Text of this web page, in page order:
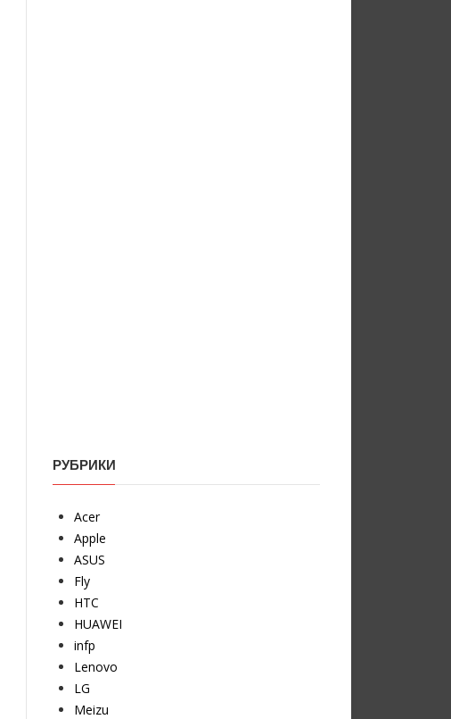
РУБРИКИ
Acer
Apple
ASUS
Fly
HTC
HUAWEI
infp
Lenovo
LG
Meizu